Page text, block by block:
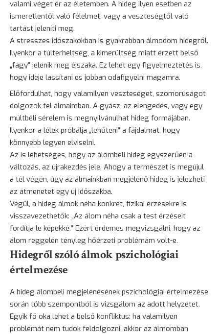
valami véget ér az életemben. A hideg ilyen esetben az
ismeretlentől való félelmet, vagy a veszteségtől való
tartást jeleníti meg.
A stresszes időszakokban is gyakrabban álmodom hidegről.
Ilyenkor a túlterheltség, a kimerültség miatt érzett belső
„fagy” jelenik meg éjszaka. Ez lehet egy figyelmeztetés is,
hogy ideje lassítani és jobban odafigyelni magamra.
Előfordulhat, hogy valamilyen veszteséget, szomorúságot
dolgozok fel álmaimban. A gyász, az elengedés, vagy egy
múltbéli sérelem is megnyilvánulhat hideg formájában.
Ilyenkor a lélek próbálja „lehűteni” a fájdalmat, hogy
könnyebb legyen elviselni.
Az is lehetséges, hogy az álombéli hideg egyszerűen a
változás, az újrakezdés jele. Ahogy a természet is megújul
a tél végén, úgy az álmainkban megjelenő hideg is jelezheti
az átmenetet egy új időszakba.
Végül, a hideg álmok néha konkrét, fizikai érzésekre is
visszavezethetők: „Az álom néha csak a test érzéseit
fordítja le képekké.” Ezért érdemes megvizsgálni, hogy az
álom reggelén tényleg hőérzeti problémám volt-e.
Hidegről szóló álmok pszichológiai
értelmezése
A hideg álombeli megjelenésének pszichológiai értelmezése
során több szempontból is vizsgálom az adott helyzetet.
Egyik fő oka lehet a belső konfliktus: ha valamilyen
problémát nem tudok feldolgozni, akkor az álmomban